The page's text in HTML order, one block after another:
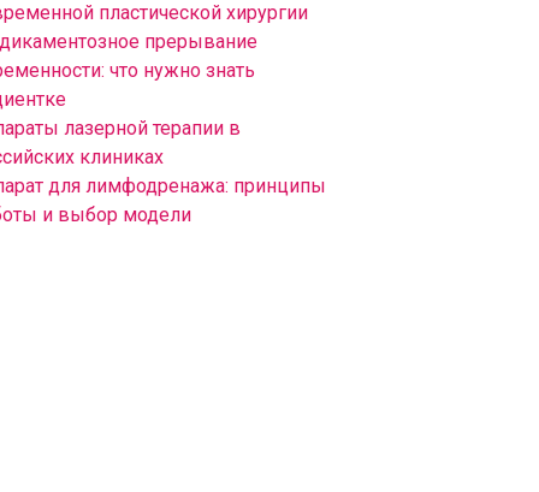
пластической хирургии
прерывание
что нужно знать
лазерной терапии в
клиниках
для лимфодренажа: принципы
и выбор модели